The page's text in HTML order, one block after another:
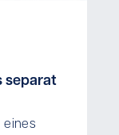
separat
eines